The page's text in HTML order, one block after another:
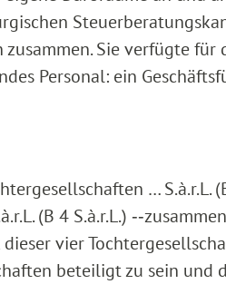
Sie verfügte
Personal: ein
… S.à.r.L.
(B 4 S.à.r.L.)
vier
beteiligt zu sein und